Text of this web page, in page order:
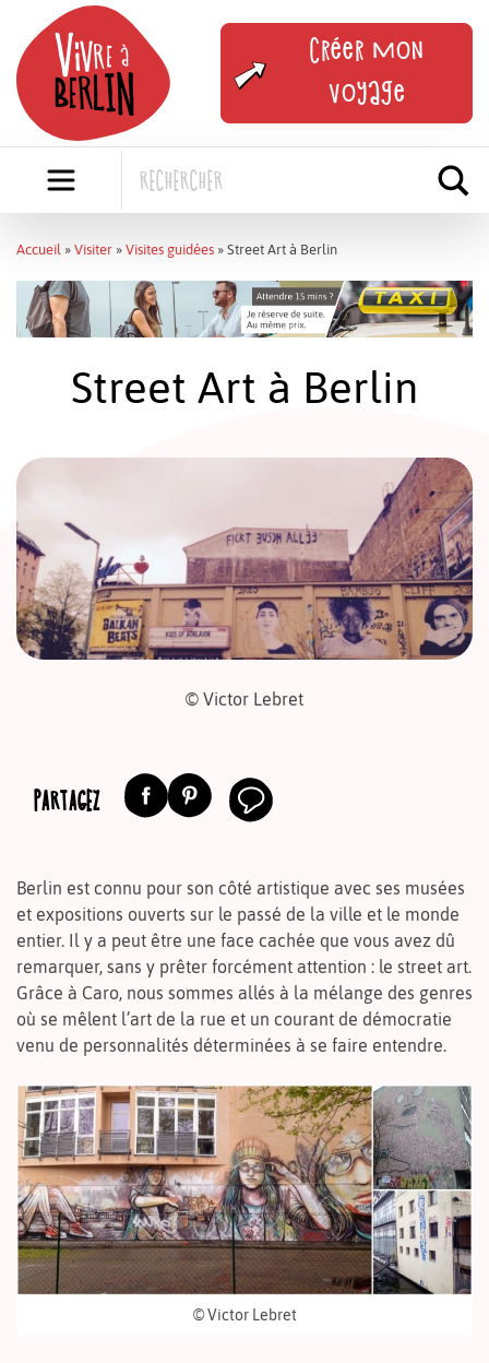
content
Créer mon
voyage
Accueil » Visiter » Visites guidées » Street Art à Berlin
Street Art à Berlin
© Victor Lebret
PARTAGEZ
Berlin est connu pour son côté artistique avec ses musées
et expositions ouverts sur le passé de la ville et le monde
entier. Il y a peut être une face cachée que vous avez dû
remarquer, sans y prêter forcément attention : le street art.
Grâce à Caro, nous sommes allés à la mélange des genres
où se mêlent l’art de la rue et un courant de démocratie
venu de personnalités déterminées à se faire entendre.
© Victor Lebret